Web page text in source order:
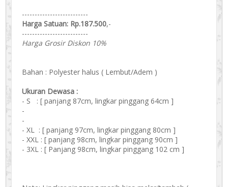
--------------------------
Harga Satuan: Rp.187.500,-
--------------------------
Harga Grosir Diskon 10%
Bahan : Polyester halus ( Lembut/Adem )
Ukuran Dewasa :
- S : [ panjang 87cm, lingkar pinggang 64cm ]
-
-
- XL : [ panjang 97cm, lingkar pinggang 80cm ]
- XXL : [ panjang 98cm, lingkar pinggang 90cm ]
- 3XL : [ Panjang 98cm, lingkar pinggang 102 cm ]